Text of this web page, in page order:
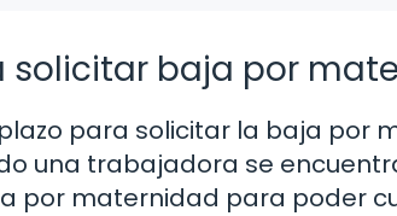
solicitar baja por
plazo para solicitar la baja
una trabajadora se
por maternidad para poder